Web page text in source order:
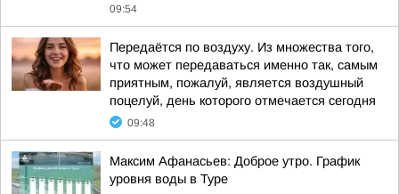
09:54
Передаётся по воздуху. Из множества того,
что может передаваться именно так, самым
приятным, пожалуй, является воздушный
поцелуй, день которого отмечается сегодня
09:48
Максим Афанасьев: Доброе утро. График
уровня воды в Туре